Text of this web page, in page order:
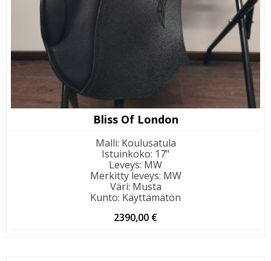
Bliss Of London
Malli: Koulusatula
Istuinkoko: 17"
Leveys: MW
Merkitty leveys: MW
Väri: Musta
Kunto: Käyttämätön
2390,00 €